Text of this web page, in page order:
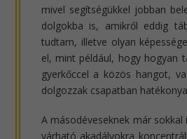
mivel segítségükkel jobban
dolgokba is, amikről eddig
tudtam, illetve olyan
el, mint például, hogy hogyan
gyerkőccel a közös hangot,
dolgozzak csapatban
A másodéveseknek már sokkal
várható akadályokra